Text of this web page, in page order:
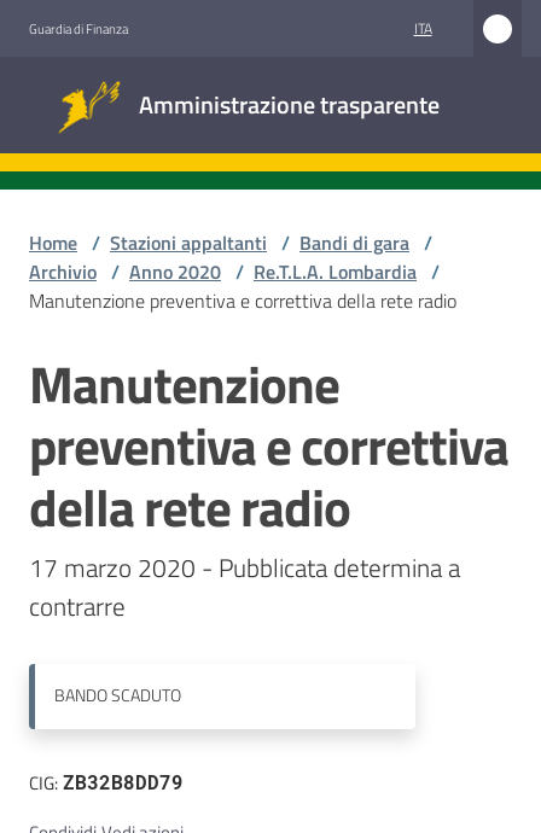
Guardia di Finanza ITA
Amministrazione trasparente
trasparente
Stazioni
appaltanti
Contatti
Home / Stazioni appaltanti / Bandi di gara /
Archivio / Anno 2020 / Re.T.L.A. Lombardia /
Manutenzione preventiva e correttiva della rete radio
Salta al contenuto
Manutenzione
preventiva e correttiva
della rete radio
17 marzo 2020 - Pubblicata determina a
contrarre
BANDOSCADUTO
CIG:ZB32B8DD79